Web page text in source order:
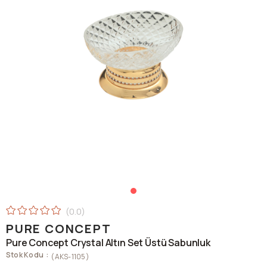
0.0
PURE CONCEPT
Pure Concept Crystal Altın Set Üstü Sabunluk
Stok Kodu (AKS-1105)